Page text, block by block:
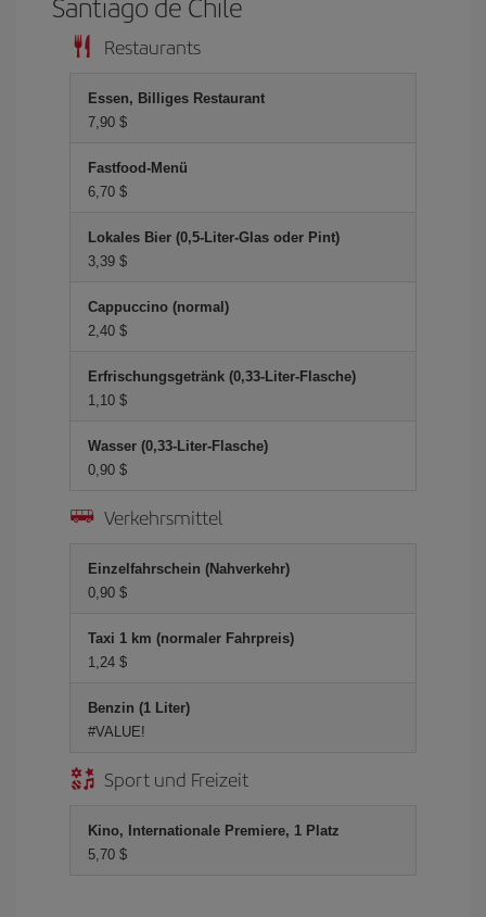
Restaurants
Essen, Billiges Restaurant
7,90 $
Fastfood-Menü
6,70 $
Lokales Bier (0,5-Liter-Glas oder Pint)
3,39 $
Cappuccino (normal)
2,40 $
Erfrischungsgetränk (0,33-Liter-Flasche)
1,10 $
Wasser (0,33-Liter-Flasche)
0,90 $
Verkehrsmittel
Einzelfahrschein (Nahverkehr)
0,90 $
Taxi 1 km (normaler Fahrpreis)
1,24 $
Benzin (1 Liter)
#VALUE!
Sport und Freizeit
Kino, Internationale Premiere, 1 Platz
5,70 $